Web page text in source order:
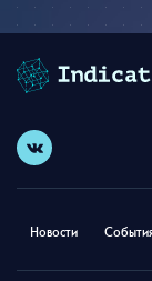
Новости